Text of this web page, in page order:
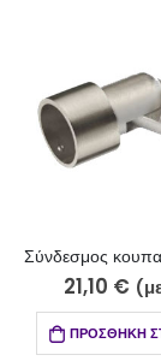
21,10 €
ΠΡΟΣΘΉΚΗ